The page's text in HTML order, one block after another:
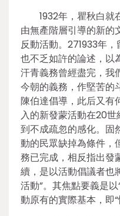
1932年，瞿秋白就
由無產階層引導的新的
反動活動。271933年，
也不乏如許的論述，以
汗青義務曾經盡完，我
今朝的義務，作堅苦的
陳伯達倡導，此后又有
入的新發蒙活動在20
到不成疏忽的感化。固
動的民眾缺掉為條件，
務已完成，相反指出發
續，是以活動倡議者也
活動”。其焦點要義是
動原有的實際基本，即“